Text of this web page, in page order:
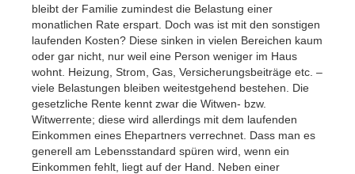
bleibt der Familie zumindest die Belastung einer
monatlichen Rate erspart. Doch was ist mit den sonstigen
laufenden Kosten? Diese sinken in vielen Bereichen kaum
oder gar nicht, nur weil eine Person weniger im Haus
wohnt. Heizung, Strom, Gas, Versicherungsbeiträge etc. –
viele Belastungen bleiben weitestgehend bestehen. Die
gesetzliche Rente kennt zwar die Witwen- bzw.
Witwerrente; diese wird allerdings mit dem laufenden
Einkommen eines Ehepartners verrechnet. Dass man es
generell am Lebensstandard spüren wird, wenn ein
Einkommen fehlt, liegt auf der Hand. Neben einer